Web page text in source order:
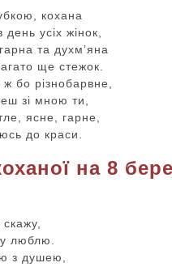
кохана
усіх жінок,
та духм’яна
ще стежок.
бо різнобарвне,
зі мною ти,
ясне, гарне,
до краси.
на 8
скажу,
люблю.
з душею,